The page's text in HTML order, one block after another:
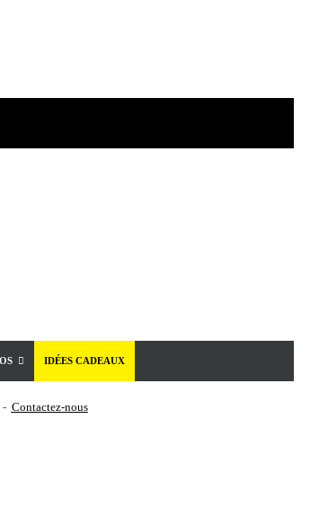
IDÉES CADEAUX
- Contactez-nous